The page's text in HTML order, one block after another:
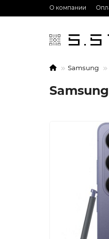
О компании
Samsung